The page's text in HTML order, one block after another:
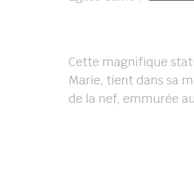
Cette magnifique
Marie, tient dans sa
de la nef, emmurée